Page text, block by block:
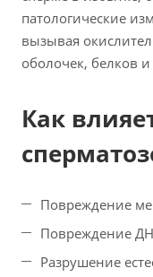
патологические
вызывая
оболочек, белков
Как
Повреждение
Повреждение
Разрушение